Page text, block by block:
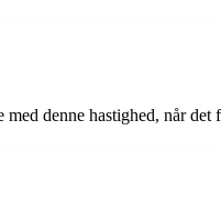
denne hastighed, når